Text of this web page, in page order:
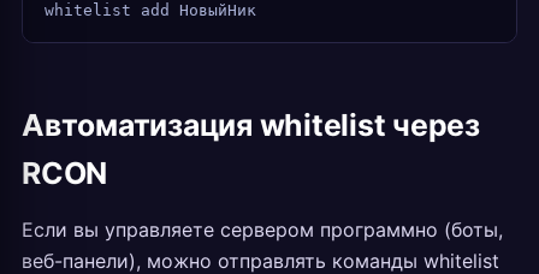
whitelist add НовыйНик
Автоматизация whitelist через
RCON
Если вы управляете сервером программно (боты,
веб-панели), можно отправлять команды whitelist